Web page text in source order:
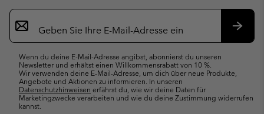
Newsletter-
Anmeldung
Wenn du deine E-Mail-Adresse angibst, abonnierst du unseren
Newsletter und erhältst einen Willkommensrabatt von 10 %.
Wir verwenden deine E-Mail-Adresse, um dich über neue Produkte,
Angebote und Aktionen zu informieren. In unseren
Datenschutzhinweisen erfährst du, wie wir deine Daten für
Marketingzwecke verarbeiten und wie du deine Zustimmung widerrufen
kannst.